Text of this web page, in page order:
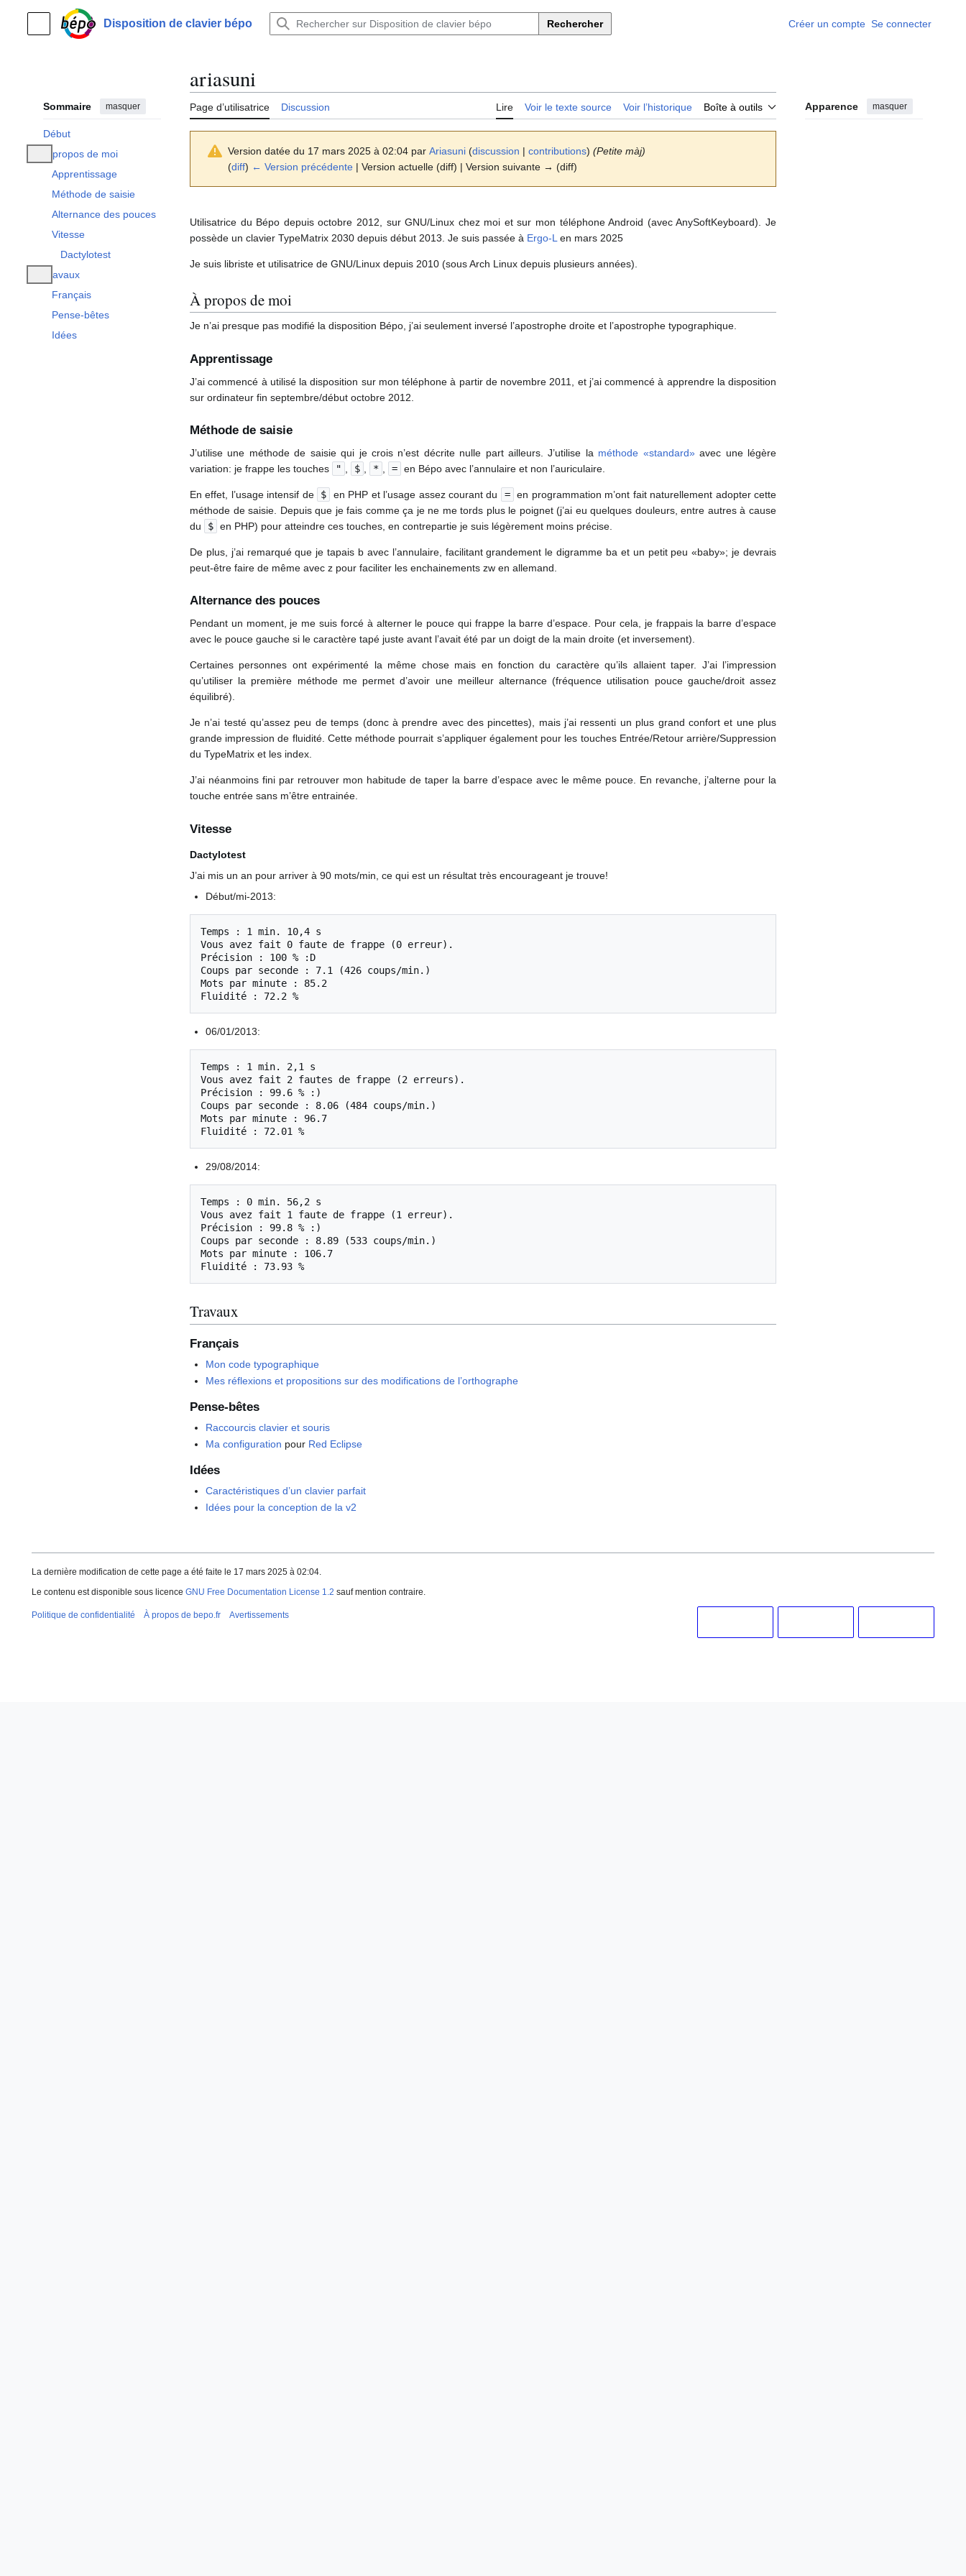
contenu
Menu principalDisposition de clavier bépo Rechercher Créer un compte Se connecter
Sommaire masquer
Début
À propos de moi
Afficher / masquer la sous-section À propos de moi
Apprentissage
Méthode de saisie
Alternance des pouces
Vitesse
Dactylotest
Travaux
Afficher / masquer la sous-section Travaux
Français
Pense-bêtes
Idées
ariasuni
Page d’utilisatrice Discussion Lire Voir le texte source Voir l’historique Boîte à outils Apparence masquer
Version datée du 17 mars 2025 à 02:04 par Ariasuni (discussion | contributions) (Petite màj)
(diff) ← Version précédente | Version actuelle (diff) | Version suivante → (diff)
Utilisatrice du Bépo depuis octobre 2012, sur GNU/Linux chez moi et sur mon téléphone Android (avec AnySoftKeyboard). Je
possède un clavier TypeMatrix 2030 depuis début 2013. Je suis passée à Ergo-L en mars 2025
Je suis libriste et utilisatrice de GNU/Linux depuis 2010 (sous Arch Linux depuis plusieurs années).
À propos de moi
Je n’ai presque pas modifié la disposition Bépo, j’ai seulement inversé l’apostrophe droite et l’apostrophe typographique.
Apprentissage
J’ai commencé à utilisé la disposition sur mon téléphone à partir de novembre 2011, et j’ai commencé à apprendre la disposition
sur ordinateur fin septembre/début octobre 2012.
Méthode de saisie
J’utilise une méthode de saisie qui je crois n’est décrite nulle part ailleurs. J’utilise la méthode «standard»avec une légère
variation: je frappe les touches
" $ * = en Bépo avec l’annulaire et non l’auriculaire.
En effet, l’usage intensif de $ en PHP et l’usage assez courant du = en programmation m’ont fait naturellement adopter cette
méthode de saisie. Depuis que je fais comme ça je ne me tords plus le poignet (j’ai eu quelques douleurs, entre autres à cause
du
$ en PHP) pour atteindre ces touches, en contrepartie je suis légèrement moins précise.
De plus, j’ai remarqué que je tapais b avec l’annulaire, facilitant grandement le digramme ba et un petit peu «baby»; je devrais
peut-être faire de même avec z pour faciliter les enchainements zw en allemand.
Alternance des pouces
Pendant un moment, je me suis forcé à alterner le pouce qui frappe la barre d’espace. Pour cela, je frappais la barre d’espace
avec le pouce gauche si le caractère tapé juste avant l’avait été par un doigt de la main droite (et inversement).
Certaines personnes ont expérimenté la même chose mais en fonction du caractère qu’ils allaient taper. J’ai l’impression
qu’utiliser la première méthode me permet d’avoir une meilleur alternance (fréquence utilisation pouce gauche/droit assez
équilibré).
Je n’ai testé qu’assez peu de temps (donc à prendre avec des pincettes), mais j’ai ressenti un plus grand confort et une plus
grande impression de fluidité. Cette méthode pourrait s’appliquer également pour les touches Entrée/Retour arrière/Suppression
du TypeMatrix et les index.
J’ai néanmoins fini par retrouver mon habitude de taper la barre d’espace avec le même pouce. En revanche, j’alterne pour la
touche entrée sans m’être entrainée.
Vitesse
Dactylotest
J’ai mis un an pour arriver à 90 mots/min, ce qui est un résultat très encourageant je trouve!
Début/mi-2013:
Temps : 1 min. 10,4 s
Vous avez fait 0 faute de frappe (0 erreur).
Précision : 100 % :D
Coups par seconde : 7.1 (426 coups/min.)
Mots par minute : 85.2
06/01/2013:
Temps : 1 min. 2,1 s
Vous avez fait 2 fautes de frappe (2 erreurs).
Précision : 99.6 % :)
Coups par seconde : 8.06 (484 coups/min.)
Mots par minute : 96.7
29/08/2014:
Temps : 0 min. 56,2 s
Vous avez fait 1 faute de frappe (1 erreur).
Précision : 99.8 % :)
Coups par seconde : 8.89 (533 coups/min.)
Mots par minute : 106.7
Travaux
Français
Mon code typographique
Mes réflexions et propositions sur des modifications de l’orthographe
Pense-bêtes
Raccourcis clavier et souris
Ma configuration pour Red Eclipse
Idées
Caractéristiques d’un clavier parfait
Idées pour la conception de la v2
La dernière modification de cette page a été faite le 17 mars 2025 à 02:04.
Le contenu est disponible sous licence GNU Free Documentation License 1.2 sauf mention contraire.
Politique de confidentialité À propos de bepo.fr Avertissements